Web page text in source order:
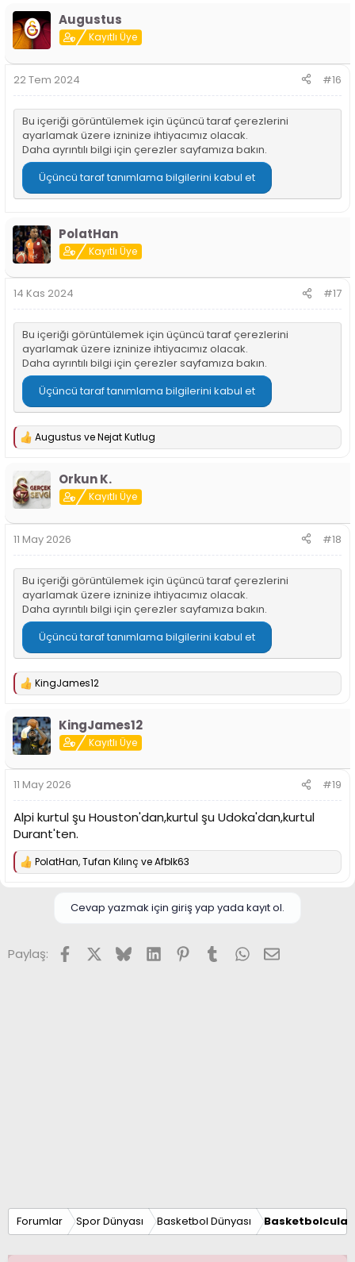
p
k
i
l
:
Augustus
Kayıtlı Üye
22 Tem 2024 #16
Bu içeriği görüntülemek için üçüncü taraf çerezlerini
ayarlamak üzere izninize ihtiyacımız olacak.
Daha ayrıntılı bilgi için çerezler sayfamıza bakın.
Üçüncü taraf tanımlama bilgilerini kabul et
PolatHan
Kayıtlı Üye
14 Kas 2024 #17
Bu içeriği görüntülemek için üçüncü taraf çerezlerini
ayarlamak üzere izninize ihtiyacımız olacak.
Daha ayrıntılı bilgi için çerezler sayfamıza bakın.
Üçüncü taraf tanımlama bilgilerini kabul et
T
k
i
l
Augustus veNejat Kutlug
Orkun K.
Kayıtlı Üye
11 May 2026 #18
Bu içeriği görüntülemek için üçüncü taraf çerezlerini
ayarlamak üzere izninize ihtiyacımız olacak.
Daha ayrıntılı bilgi için çerezler sayfamıza bakın.
Üçüncü taraf tanımlama bilgilerini kabul et
T
k
i
l
KingJames12
KingJames12
Kayıtlı Üye
11 May 2026 #19
Alpi kurtul şu Houston'dan,kurtul şu Udoka'dan,kurtul
Durant'ten.
T
r
PolatHan,Tufan Kılınç veAfblk63
Cevap yazmak için giriş yap yada kayıt ol.
Paylaş: FacebookX (Twitter)
BlueskyLinkedInPinterest
TumblrWhatsApp
E-posta
Forumlar Spor Dünyası Basketbol Dünyası Basketbolcular